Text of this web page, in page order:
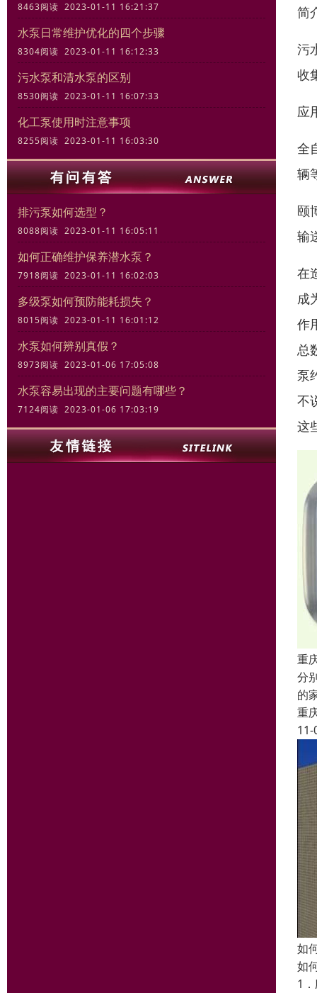
8463阅读 2023-01-11 16:21:37
水泵日常维护优化的四个步骤
8304阅读 2023-01-11 16:12:33
污水泵和清水泵的区别
8530阅读 2023-01-11 16:07:33
化工泵使用时注意事项
8255阅读 2023-01-11 16:03:30
排污泵如何选型？
8088阅读 2023-01-11 16:05:11
如何正确维护保养潜水泵？
7918阅读 2023-01-11 16:02:03
多级泵如何预防能耗损失？
8015阅读 2023-01-11 16:01:12
水泵如何辨别真假？
8973阅读 2023-01-06 17:05:08
水泵容易出现的主要问题有哪些？
7124阅读 2023-01-06 17:03:19
简
污
收
应
全
辆
颐
输
在
成
作
总
泵
不
这
重
分
的
重
11-
如
如
1